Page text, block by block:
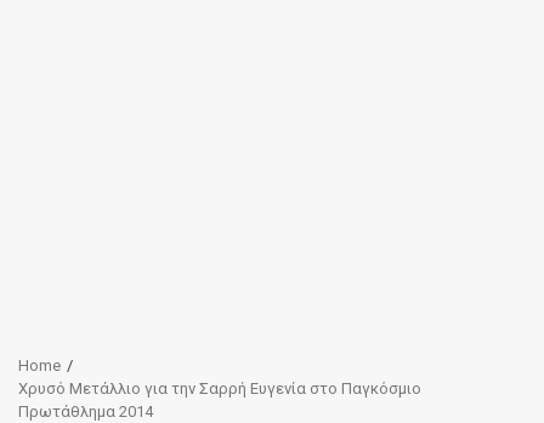
Home
Χρυσό Μετάλλιο για την Σαρρή Ευγενία στο Παγκόσμιο
Πρωτάθλημα 2014